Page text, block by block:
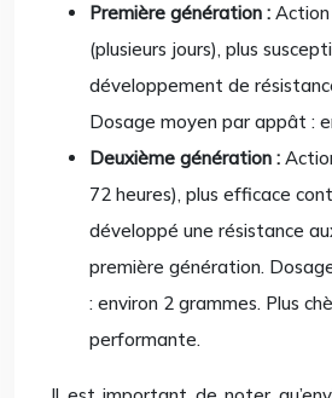
Première génération :
(plusieurs jours), plus
développement de
Dosage moyen par appât :
Deuxième génération :
72 heures), plus efficace
développé une résistance
première génération.
: environ 2 grammes. Plus
performante.